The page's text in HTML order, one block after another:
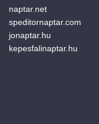
naptar.net
speditornaptar.com
jonaptar.hu
kepesfalinaptar.hu